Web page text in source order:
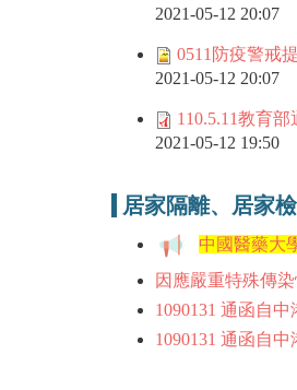
2021-05-12 20:07
0511防疫警戒
2021-05-12 20:07
110.5.11教育
2021-05-12 19:50
居家隔離、居家
中國醫藥大
因應嚴重特殊傳
1090131 通函自
1090131 通函自